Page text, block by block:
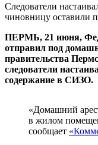
Следователи
чиновницу оставили
ПЕРМЬ, 21 июня,
отправил под
правительства
следователи
содержание в СИЗО.
«Домашний
в жилом
сообщает